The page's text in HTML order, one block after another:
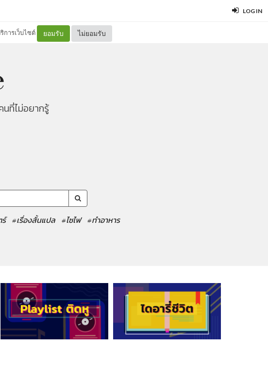
LOG IN
การเว็บไซต์ ยอมรับ ไม่ยอมรับ
นที่ไม่อยากรู้
#เรื่องสั้นแปล #ไซไฟ
#ทำอาหาร